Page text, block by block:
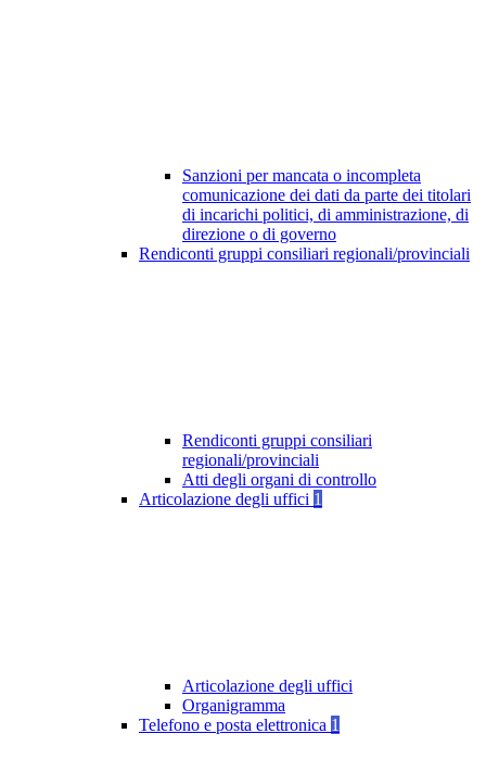
Sanzioni per mancata o incompleta
comunicazione dei dati da parte dei titolari
di incarichi politici, di amministrazione, di
direzione o di governo
Rendiconti gruppi consiliari regionali/provinciali
Rendiconti gruppi consiliari
regionali/provinciali
Atti degli organi di controllo
Articolazione degli uffici 1
Articolazione degli uffici
Organigramma
Telefono e posta elettronica 1